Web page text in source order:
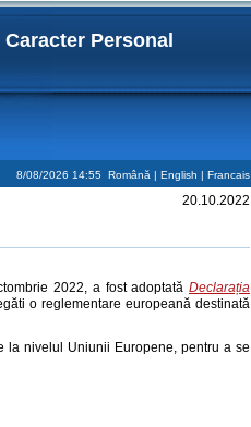
Personal
8/08/2026 14:55 Română | English | Francais
20.10.2022
2022, a fost adoptată Declarația
o reglementare europeană destinată
la nivelul Uniunii Europene, pentru a se